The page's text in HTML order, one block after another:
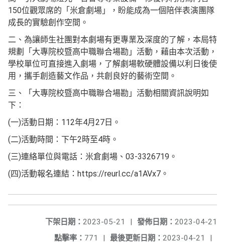
150位觀眾席的「米倉劇場」，盼能成為一個陪伴表演團隊
成長的實驗創作空間。
二、為讓師生社團對本劇場有更專業及深度的了解，本局特
規劃「大專院校暨高中職聯合場勘」活動，藉由本次活動，
學校單位可直接進入劇場，了解劇場軟硬體設備以利日後使
用，攜手創造藝文作品，共創良好的藝術空間。
三、「大專院校暨高中職聯合場勘」活動相關資訊說明如
下：
(一)活動日期：112年4月27日。
(二)活動時間：下午2時至4時。
(三)連絡單位與電話：米倉劇場、03-3326719。
(四)活動報名連結：https://reurl.cc/a1AVx7。
發佈日期： 2023-04-21
下架日期： 2023-05-21
|
最後更新日期： 2023-04-21 |
點擊率： 771 |